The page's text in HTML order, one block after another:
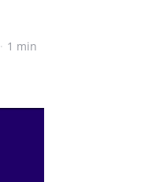
1 min